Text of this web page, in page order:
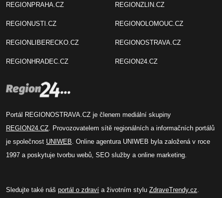
REGIONPRAHA.CZ
REGIONUSTI.CZ
REGIONLIBERECKO.CZ
REGIONHRADEC.CZ
REGIONZLIN.CZ
REGIONOLOMOUC.CZ
REGIONOSTRAVA.CZ
REGION24.CZ
Portál REGIONOSTRAVA.CZ je členem mediální skupiny
REGION24.CZ . Provozovatelem sítě regionálních a informačních portálů
je společnost UNIWEB . Online agentura UNIWEB byla založená v roce
1997 a poskytuje tvorbu webů, SEO služby a online marketing.
Sledujte také náš portál o zdraví a životním stylu ZdraveTrendy.cz